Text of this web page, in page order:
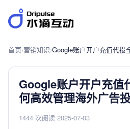
首页›营销知识›
Google账户开户充值
何高效管理海外广告
1444 次阅读 2025-07-03